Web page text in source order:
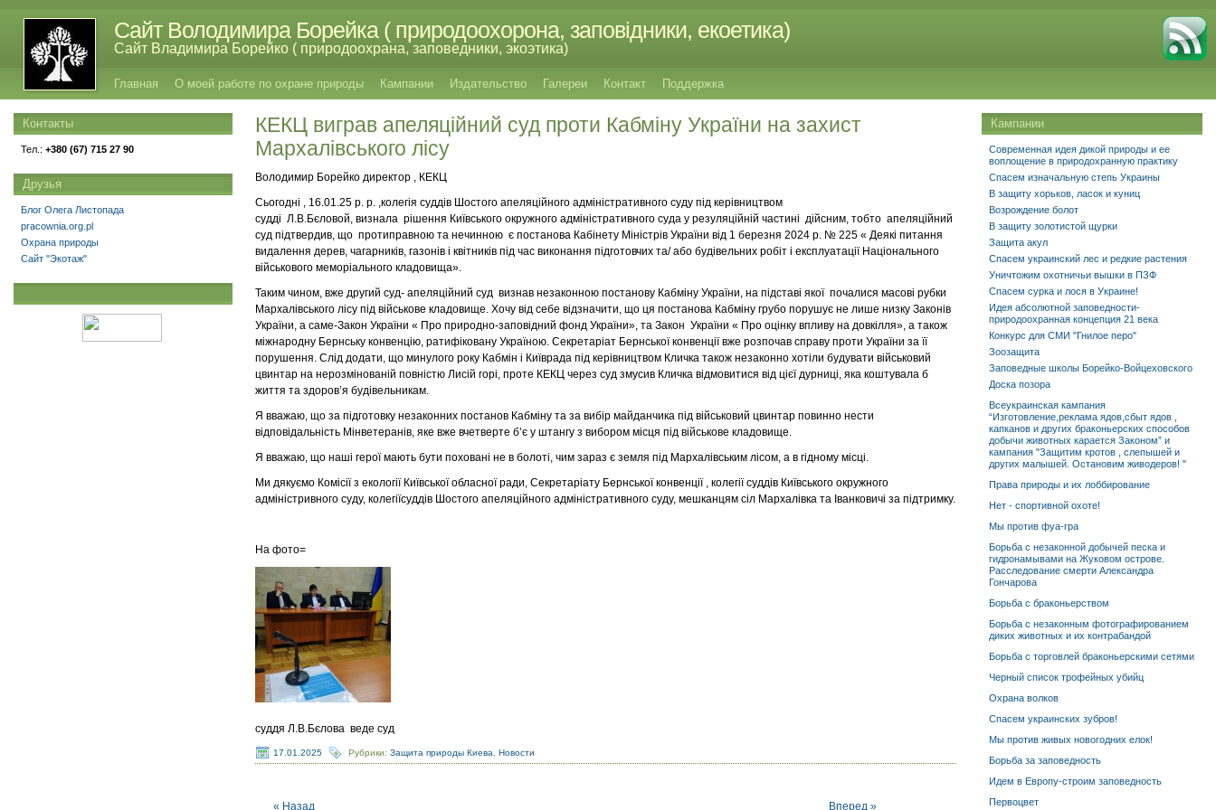
Сайт Володимира Борейка ( природоохорона, заповідники, екоетика)
Сайт Владимира Борейко ( природоохрана, заповедники, экоэтика)
Главная О моей работе по охране природы Кампании Издательство Галереи Контакт Поддержка
КЕКЦ виграв апеляційний суд проти Кабміну України на захист
Мархалівського лісу
Володимир Борейко директор , КЕКЦ
Сьогодні , 16.01.25 р. р. ,колегія суддів Шостого апеляційного адміністративного суду під керівництвом
судді Л.В.Бєловой, визнала рішення Київського окружного адміністративного суда у резуляційній частині дійсним, тобто апеляційний
суд підтвердив, що протиправною та нечинною є постанова Кабінету Міністрів України від 1 березня 2024 р. № 225 « Деякі питання
видалення дерев, чагарників, газонів і квітників під час виконання підготовчих та/ або будівельних робіт і експлуатації Національного
військового меморіального кладовища».
Таким чином, вже другий суд- апеляційний суд визнав незаконною постанову Кабміну України, на підставі якої почалися масові рубки
Мархалівського лісу під військове кладовище. Хочу від себе відзначити, що ця постанова Кабміну грубо порушує не лише низку Законів
України, а саме-Закон України « Про природно-заповідний фонд України», та Закон України « Про оцінку впливу на довкілля», а також
міжнародну Бернську конвенцію, ратифіковану Україною. Секретаріат Бернської конвенції вже розпочав справу проти України за її
порушення. Слід додати, що минулого року Кабмін і Київрада під керівництвом Кличка також незаконно хотіли будувати військовий
цвинтар на нерозмінованій повністю Лисій горі, проте КЕКЦ через суд змусив Кличка відмовитися від цієї дурниці, яка коштувала б
життя та здоров’я будівельникам.
Я вважаю, що за підготовку незаконних постанов Кабміну та за вибір майданчика під військовий цвинтар повинно нести
відповідальність Мінветеранів, яке вже вчетверте б’є у штангу з вибором місця під військове кладовище.
Я вважаю, що наші герої мають бути поховані не в болоті, чим зараз є земля під Мархалівським лісом, а в гідному місці.
Ми дякуємо Комісії з екології Київської обласної ради, Секретаріату Бернської конвенції , колегії суддів Київського окружного
адміністривного суду, колегіїсуддів Шостого апеляційного адміністративного суду, мешканцям сіл Мархалівка та Іванковичі за підтримку.
На фото=
суддя Л.В.Бєлова веде суд
17.01.2025 Рубрики:Защита природы Киева ,Новости
« Назад Вперед »
Кампании
Современная идея дикой природы и ее
воплощение в природохранную практику
Спасем изначальную степь Украины
В защиту хорьков, ласок и куниц
Возрождение болот
В защиту золотистой щурки
Защита акул
Спасем украинский лес и редкие растения
Уничтожим охотничьи вышки в ПЗФ
Спасем сурка и лося в Украине!
Идея абсолютной заповедности-
природоохранная концепция 21 века
Конкурс для СМИ "Гнилое перо"
Зоозащита
Заповедные школы Борейко-Войцеховского
Доска позора
Всеукраинская кампания
“Изготовление,реклама ядов,сбыт ядов ,
капканов и других браконьерских способов
добычи животных карается Законом” и
кампания "Защитим кротов , слепышей и
других малышей. Остановим живодеров! "
Права природы и их лоббирование
Нет - спортивной охоте!
Мы против фуа-гра
Борьба с незаконной добычей песка и
гидронамывами на Жуковом острове.
Расследование смерти Александра
Гончарова
Борьба с браконьерством
Борьба с незаконным фотографированием
диких животных и их контрабандой
Борьба с торговлей браконьерскими сетями
Черный список трофейных убийц
Охрана волков
Спасем украинских зубров!
Мы против живых новогодних елок!
Борьба за заповедность
Идем в Европу-строим заповедность
Первоцвет
Контакты
Тел.: +380 (67) 715 27 90
Друзья
Блог Олега Листопада
pracownia.org.pl
Охрана природы
Сайт "Экотаж"